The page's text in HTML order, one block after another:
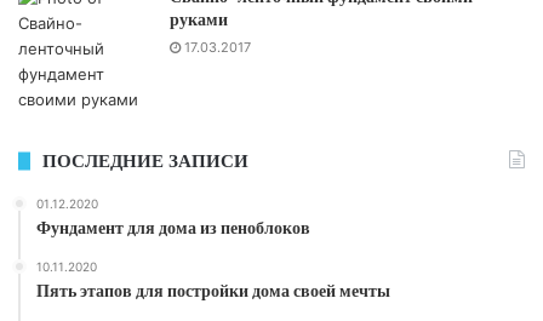
руками
17.03.2017
ПОСЛЕДНИЕ ЗАПИСИ
01.12.2020
Фундамент для дома из пеноблоков
10.11.2020
Пять этапов для постройки дома своей мечты